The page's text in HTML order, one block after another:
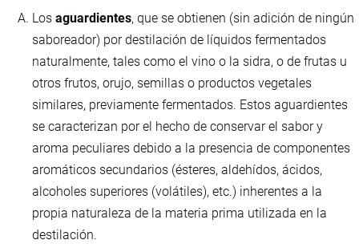
Los aguardientes, que se obtienen (sin adición de ningún
saboreador) por destilación de líquidos fermentados
naturalmente, tales como el vino o la sidra, o de frutas u
otros frutos, orujo, semillas o productos vegetales
similares, previamente fermentados. Estos aguardientes
se caracterizan por el hecho de conservar el sabor y
aroma peculiares debido a la presencia de componentes
aromáticos secundarios (ésteres, aldehídos, ácidos,
alcoholes superiores (volátiles), etc.) inherentes a la
propia naturaleza de la materia prima utilizada en la
destilación.